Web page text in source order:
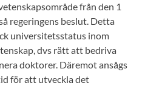
från den 1
regeringens beslut. Detta
universitetsstatus inom
dvs rätt att bedriva
doktorer. Däremot ansågs
för att utveckla det